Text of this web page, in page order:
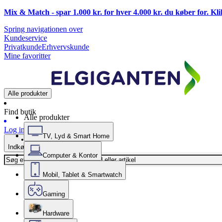
Mix & Match - spar 1.000 kr. for hver 4.000 kr. du køber for.
Spring navigationen over
Kundeservice
PrivatkundeErhvervskunde
Mine favoritter
Alle produkter
Find butik
Log ind
Indkøbskurv
Alle produkter
TV, Lyd & Smart Home
Computer & Kontor
Mobil, Tablet & Smartwatch
Gaming
Hardware